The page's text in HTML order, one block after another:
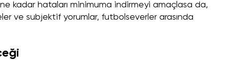
kadar hataları minimuma indirmeyi amaçlasa da,
ve subjektif yorumlar, futbolseverler arasında